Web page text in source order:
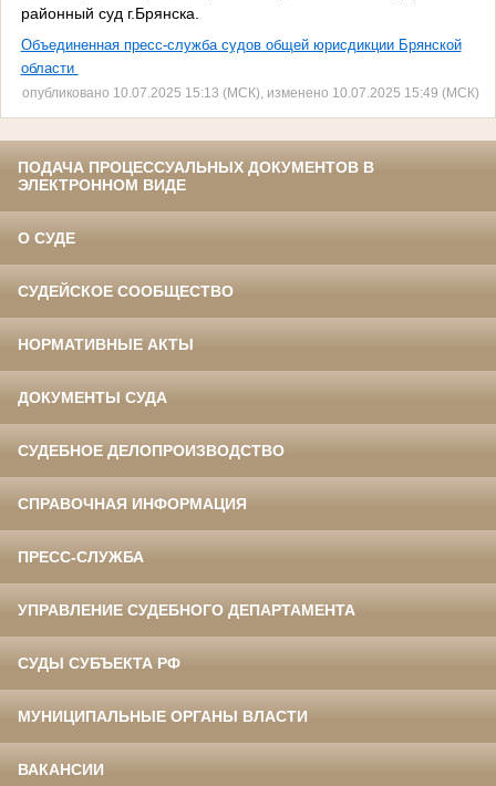
районный суд г.Брянска.
Объединенная пресс-служба судов общей юрисдикции Брянской
области
опубликовано 10.07.2025 15:13 (МСК), изменено 10.07.2025 15:49 (МСК)
ПОДАЧА ПРОЦЕССУАЛЬНЫХ ДОКУМЕНТОВ В
ЭЛЕКТРОННОМ ВИДЕ
О СУДЕ
СУДЕЙСКОЕ СООБЩЕСТВО
НОРМАТИВНЫЕ АКТЫ
ДОКУМЕНТЫ СУДА
СУДЕБНОЕ ДЕЛОПРОИЗВОДСТВО
СПРАВОЧНАЯ ИНФОРМАЦИЯ
ПРЕСС-СЛУЖБА
УПРАВЛЕНИЕ СУДЕБНОГО ДЕПАРТАМЕНТА
СУДЫ СУБЪЕКТА РФ
МУНИЦИПАЛЬНЫЕ ОРГАНЫ ВЛАСТИ
ВАКАНСИИ